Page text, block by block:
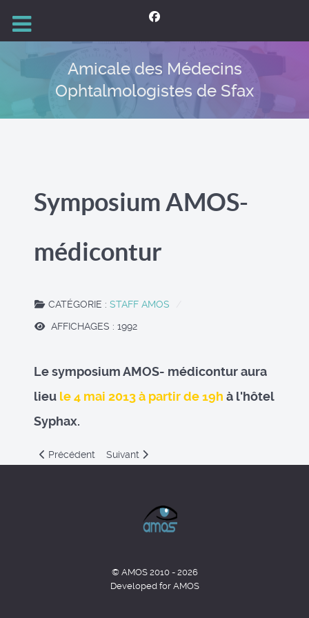
Amicale des Médecins
Ophtalmologistes de Sfax
Symposium AMOS-
médicontur
CATÉGORIE : STAFF AMOS
AFFICHAGES : 1992
Le symposium AMOS- médicontur aura
lieu le 4 mai 2013 à partir de 19h à l'hôtel
Syphax.
Previous article: 20 ème anniversaire de l'AMOS
Précédent Next article: Staff AMOS OPTYLAB
Suivant
© AMOS 2010 - 2026
Developed for AMOS